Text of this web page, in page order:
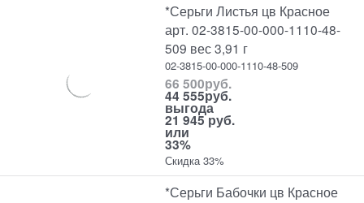
*Серьги Листья цв Красное
арт. 02-3815-00-000-1110-48-
509 вес 3,91 г
02-3815-00-000-1110-48-509
66 500руб.
44 555руб.
выгода
21 945 руб.
или
33%
Скидка 33%
*Серьги Бабочки цв Красное